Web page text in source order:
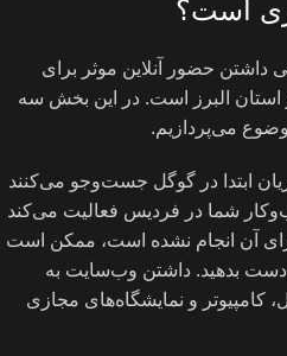
است؟
حضور آنلاین موثر برای
البرز است. در این بخش سه
می‌پردازیم.
ابتدا در گوگل جست‌وجو می‌کنند
شما در فردیس فعالیت می‌کند
آن انجام نشده است، ممکن است
دست بدهید. داشتن وب‌سایت به
کامپیوتر و نمایشگاه‌های مجازی